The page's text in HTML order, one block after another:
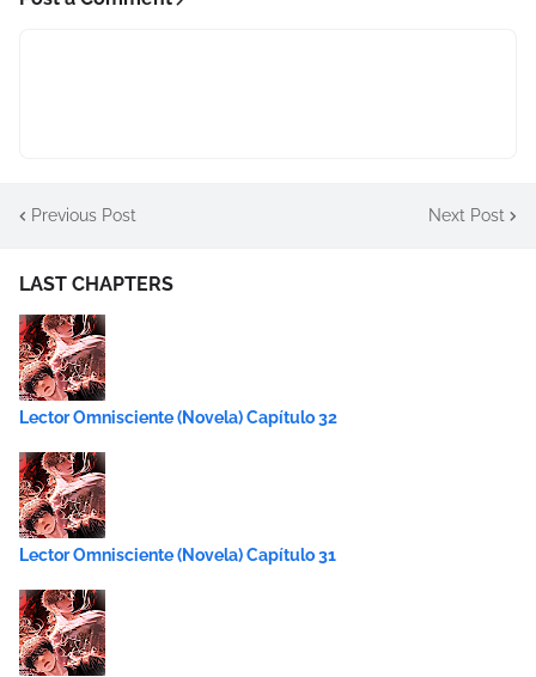
Previous Post Next Post
LAST CHAPTERS
Lector Omnisciente (Novela) Capítulo 32
Lector Omnisciente (Novela) Capítulo 31